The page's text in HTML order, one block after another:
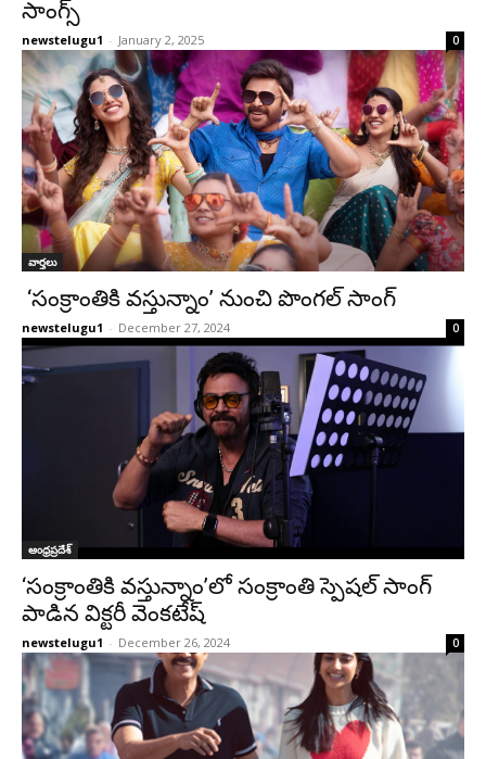
సాంగ్స్
newstelugu1 - January 2, 2025 0
వార్తలు
‘సంక్రాంతికి వస్తున్నాం’ నుంచి పొంగల్ సాంగ్
newstelugu1 - December 27, 2024 0
ఆంధ్రప్రదేశ్‌
‘సంక్రాంతికి వస్తున్నాం’లో సంక్రాంతి స్పెషల్ సాంగ్‌
పాడిన విక్టరీ వెంకటేష్
newstelugu1 - December 26, 2024 0